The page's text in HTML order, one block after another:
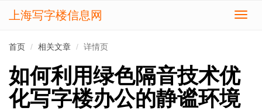
切
上海写字楼信息网
首页 相关文章 详情页
如何利用绿色隔音技术优
化写字楼办公的静谧环境